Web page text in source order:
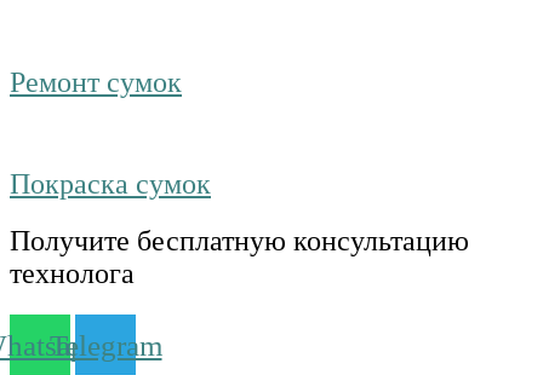
Ремонт сумок
Покраска сумок
Получите бесплатную консультацию
технолога
Telegram